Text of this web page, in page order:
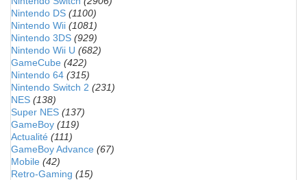
Nintendo DS (1100)
Nintendo Wii (1081)
Nintendo 3DS (929)
Nintendo Wii U (682)
GameCube (422)
Nintendo 64 (315)
Nintendo Switch 2 (231)
NES (138)
Super NES (137)
GameBoy (119)
Actualité (111)
GameBoy Advance (67)
Mobile (42)
Retro-Gaming (15)